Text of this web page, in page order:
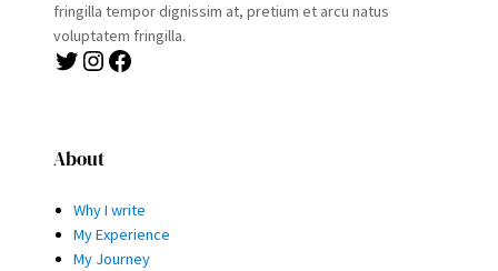
fringilla tempor dignissim at, pretium et arcu natus
voluptatem fringilla.
Twitter Instagram Facebook
About
Why I write
My Experience
My Journey